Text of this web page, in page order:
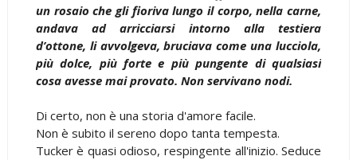
un rosaio che gli fioriva lungo il corpo, nella carne,
andava ad arricciarsi intorno alla testiera
d’ottone, li avvolgeva, bruciava come una lucciola,
più dolce, più forte e più pungente di qualsiasi
cosa avesse mai provato. Non servivano nodi.
Di certo, non è una storia d'amore facile.
Non è subito il sereno dopo tanta tempesta.
Tucker è quasi odioso, respingente all'inizio. Seduce